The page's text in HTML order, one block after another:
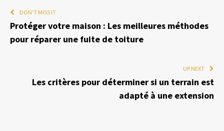
DON'T MISS IT
Protéger votre maison : Les meilleures méthodes
pour réparer une fuite de toiture
UP NEXT
Les critères pour déterminer si un terrain est
adapté à une extension